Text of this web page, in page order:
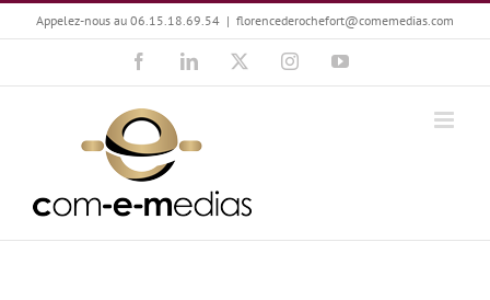
Passer
au
Appelez-nous au 06.15.18.69.54 | florencederochefort@comemedias.com
FacebookLinkedIn InstagramYouTube